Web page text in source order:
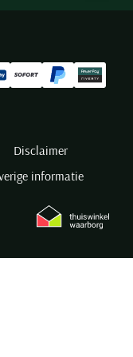
Disclaimer
informatie